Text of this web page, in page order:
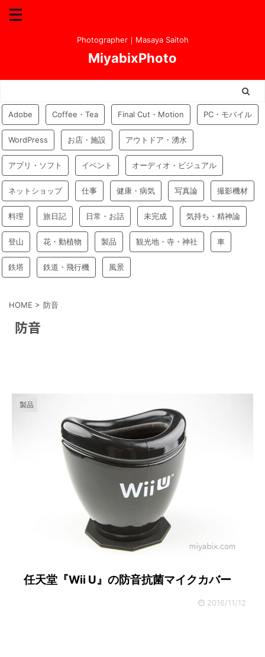
Photographer｜Masaya Saitoh
MiyabixPhoto
Adobe Coffee・Tea Final Cut・Motion PC・モバイル
WordPress お店・施設 アウトドア・湧水
アプリ・ソフト イベント オーディオ・ビジュアル
ネットショップ 仕事 健康・病気 写真論 撮影機材
料理 旅日記 日常・お話 未完成 気持ち・精神論
登山 花・動植物 製品 観光地・寺・神社 車
鉄塔 鉄道・飛行機 風景
HOME > 防音
防音
製品
任天堂『Wii U』の防音抗菌マイクカバー
2016/11/12